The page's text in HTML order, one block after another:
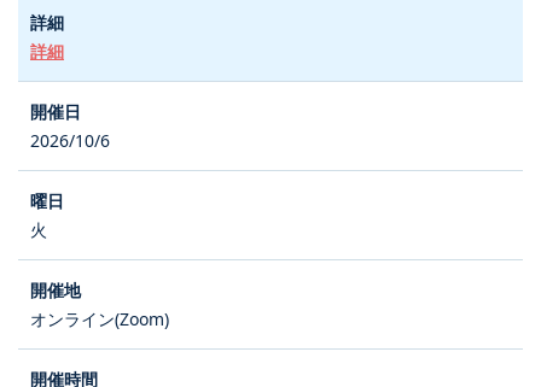
詳細
2026/10/6
火
オンライン(Zoom)